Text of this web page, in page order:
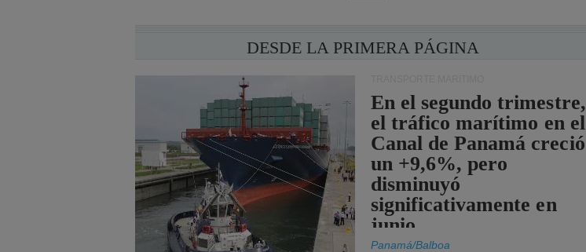
DESDE LA PRIMERA PÁGINA
En el segundo trimestre,
el tráfico marítimo en el
Canal de Panamá creció
un +9,6%, pero
disminuyó
significativamente en
junio.
Panamá/Balboa